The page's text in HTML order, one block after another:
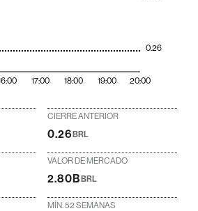
17:00 18:00 19:00 20:00
0.26
CIERRE ANTERIOR
0.26BRL
VALOR DE MERCADO
2.80BBRL
MÍN. 52 SEMANAS